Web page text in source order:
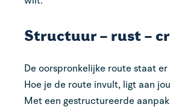
Structuur – rust –
De oorspronkelijke route staat er
Hoe je de route invult, ligt aan
Met een gestructureerde